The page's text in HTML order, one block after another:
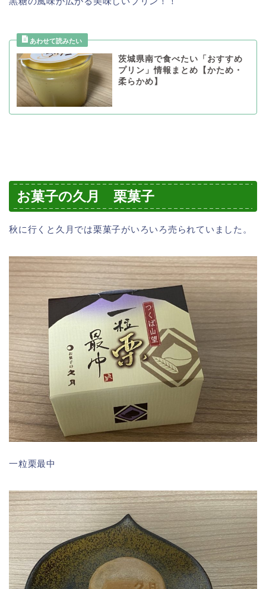
茨城県南で食べたい「おすすめ
プリン」情報まとめ【かため・
柔らかめ】
お菓子の久月 栗菓子
秋に行くと久月では栗菓子がいろいろ売られていました。
一粒栗最中